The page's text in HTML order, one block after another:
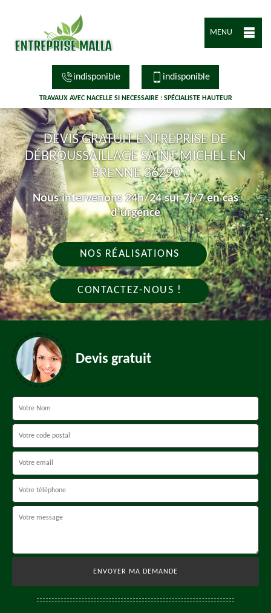
MENU
indisponible indisponible
TRAVAUX AVEC NACELLE SI NECESSAIRE : SPÉCIALISTE HAUTEUR
DEVIS GRATUIT ENTREPRISE DE
DÉBROUSSAILLAGE SAINT MICHEL EN
BRENNE 36290
Nous intervenons 24h/24 sur 7j/7 en cas
d'urgence
NOS RÉALISATIONS
CONTACTEZ-NOUS !
Devis gratuit